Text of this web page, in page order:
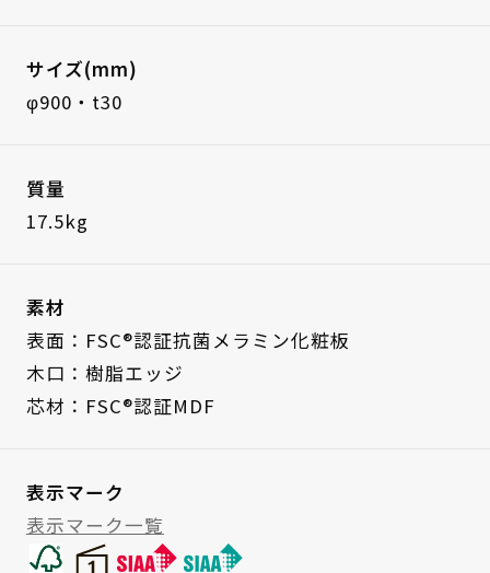
サイズ(mm)
φ900・t30
質量
17.5kg
素材
表面：FSC®認証抗菌メラミン化粧板
木口：樹脂エッジ
芯材：FSC®認証MDF
表示マーク
表示マーク一覧